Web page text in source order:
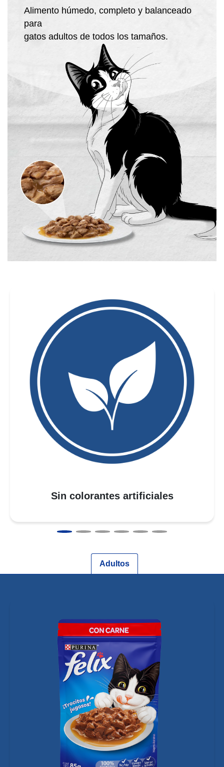
Alimento húmedo, completo y balanceado
para
gatos adultos de todos los tamaños.
Sin colorantes artificiales
Adultos